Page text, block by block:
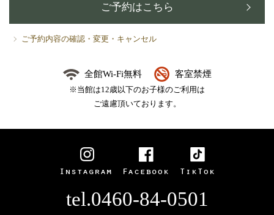
ご予約はこちら
ご予約内容の確認・変更・キャンセル
全館Wi-Fi無料 客室禁煙
※当館は12歳以下のお子様のご利用は
ご遠慮頂いております。
tel.0460-84-0501